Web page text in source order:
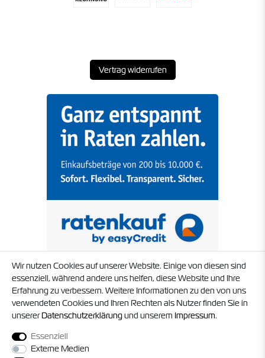
Vertrag widerrufen
Wir nutzen Cookies auf unserer Website. Einige von diesen sind
essenziell, während andere uns helfen, diese Website und Ihre
Erfahrung zu verbessern. Weitere Informationen zu den von uns
verwendeten Cookies und Ihren Rechten als Nutzer finden Sie in
unsererDaten­schutz­erklärungund unserem Impressum.
Essenziell
Externe Medien